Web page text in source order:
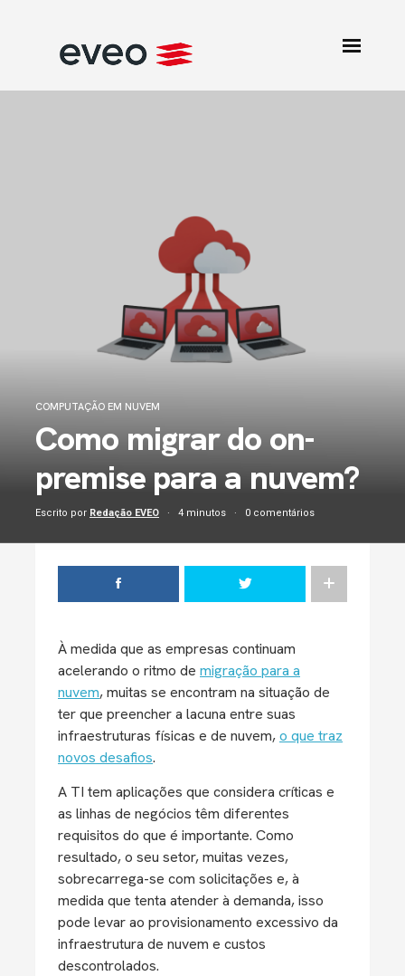
COMPUTAÇÃO EM NUVEM
Como migrar do on-
premise para a nuvem?
Escrito por Redação EVEO 4 minutos 0 comentários
À medida que as empresas continuam
acelerando o ritmo de migração para a
nuvem, muitas se encontram na situação de
ter que preencher a lacuna entre suas
infraestruturas físicas e de nuvem,o que traz
novos desafios.
A TI tem aplicações que considera críticas e
as linhas de negócios têm diferentes
requisitos do que é importante. Como
resultado, o seu setor, muitas vezes,
sobrecarrega-se com solicitações e, à
medida que tenta atender à demanda, isso
pode levar ao provisionamento excessivo da
infraestrutura de nuvem e custos
descontrolados.